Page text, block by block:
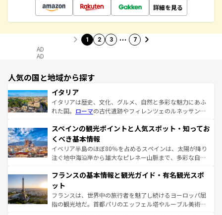
詳細を見る
1 2 3 … 7
AD
AD
人気の国と地域から探す
イタリア
イタリアは歴史、文化、グルメ、自然と多彩な魅力にあふ
れた国。 ローマの古代遺跡やフィレンツェのルネッサンス
ろん、トスカーナの美しい田園風景やアマルフィ海岸の絶
景など、自然景観も見逃せない。観光の合間には、本場の
ピザやパスタなど、絶品のイタリア料理を堪能することも
できる。朝目覚めてから夜眠るまで、すべての瞬間を楽し
なお、新着のイタリア情報はコンテンツ一覧を参照してほ
しい。
スペインの観光ポイントと人気スポット・知ってお
くべき基本情報
イベリア半島のほぼ80％を占めるスペインは、太陽が降り
注ぐ地中海沿岸から雄大なピレネー山脈まで、多彩な自然
文化が根付くこの国では、情熱的なフラメンコ、熱気あふ
れる闘牛、そして美味しいタパスが生活の一部となってい
る。首都マドリードの洗練された雰囲気や、バルセロナの
アートに溢れた街角から、地方では古代ローマ遺跡や中世
フランスの基本情報と観光ガイド・有名観光スポ
ット
フランスは、世界中の旅行者を魅了し続けるヨーロッパ屈
指の観光地だ。首都パリのエッフェル塔やルーブル美術館